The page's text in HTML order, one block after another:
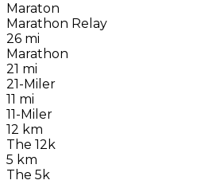
Maraton
Marathon Relay
26 mi
Marathon
21 mi
21-Miler
11 mi
11-Miler
12 km
The 12k
5 km
The 5k